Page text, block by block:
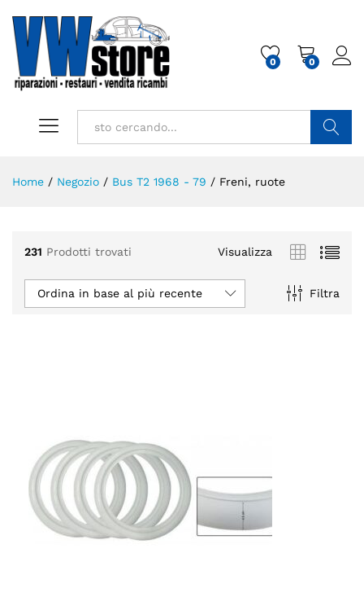
0 0
Home / Negozio / Bus T2 1968 - 79 / Freni, ruote
231 Prodotti trovati Visualizza
Filtra
Ordina in base al più recente